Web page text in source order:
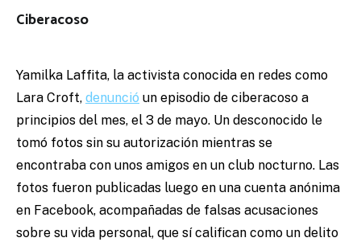
Ciberacoso
Yamilka Laffita, la activista conocida en redes como
Lara Croft, denunció un episodio de ciberacoso a
principios del mes, el 3 de mayo. Un desconocido le
tomó fotos sin su autorización mientras se
encontraba con unos amigos en un club nocturno. Las
fotos fueron publicadas luego en una cuenta anónima
en Facebook, acompañadas de falsas acusaciones
sobre su vida personal, que sí califican como un delito